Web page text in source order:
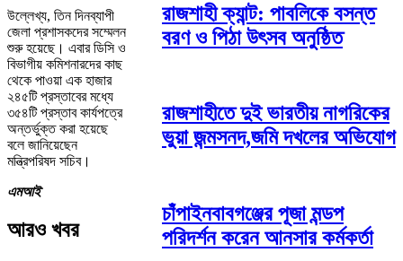
উল্লেখ্য, তিন দিনব্যাপী
জেলা প্রশাসকদের সম্মেলন
শুরু হয়েছে। এবার ডিসি ও
বিভাগীয় কমিশনারদের কাছ
থেকে পাওয়া এক হাজার
২৪৫টি প্রস্তাবের মধ্যে
৩৫৪টি প্রস্তাব কার্যপত্রে
অন্তর্ভুক্ত করা হয়েছে
বলে জানিয়েছেন
মন্ত্রিপরিষদ সচিব।
এমআই
আরও খবর
রাজশাহী ক্যান্ট: পাবলিকে বসন্ত
বরণ ও পিঠা উৎসব অনুষ্ঠিত
রাজশাহীতে দুই ভারতীয় নাগরিকের
ভুয়া জন্মসনদ,জমি দখলের অভিযোগ
চাঁপাইনবাবগঞ্জের পূজা মন্ডপ
পরিদর্শন করেন আনসার কর্মকর্তা